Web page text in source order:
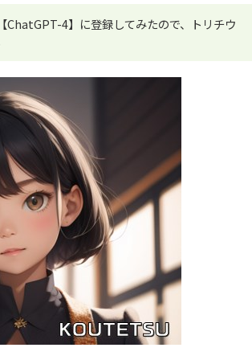
ChatGPT-4】に登録してみたので、トリチウ